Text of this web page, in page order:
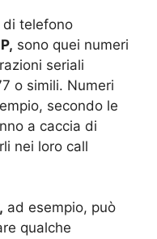
di telefono
sono quei numeri
seriali
o simili. Numeri
secondo le
a caccia di
nei loro call
ad esempio, può
qualche